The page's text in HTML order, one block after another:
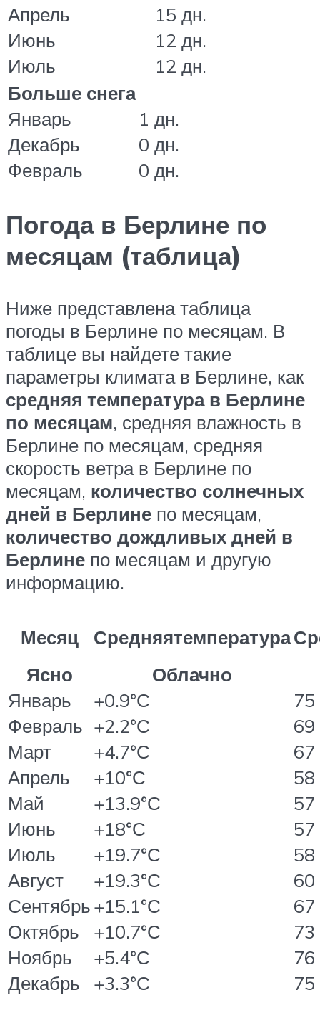
Апрель
15 дн.
Июнь
12 дн.
Июль
12 дн.
Больше снега
Январь
1 дн.
Декабрь
0 дн.
Февраль
0 дн.
Погода в Берлине по
месяцам (таблица)
Ниже представлена таблица
погоды в Берлине по месяцам. В
таблице вы найдете такие
параметры климата в Берлине, как
средняя температура в Берлине
по месяцам, средняя влажность в
Берлине по месяцам, средняя
скорость ветра в Берлине по
месяцам, количество солнечных
дней в Берлине по месяцам,
количество дождливых дней в
Берлине по месяцам и другую
информацию.
Месяц Средняятемпература
Ясно
Облачно
Январь
+0.9°С
75
Февраль +2.2°С
69
Март
+4.7°С
67
Апрель
+10°С
58
Май
+13.9°С
57
Июнь
+18°С
57
Июль
+19.7°С
58
Август
+19.3°С
60
Сентябрь+15.1°С
67
Октябрь
+10.7°С
73
Ноябрь
+5.4°С
76
Декабрь
+3.3°С 75